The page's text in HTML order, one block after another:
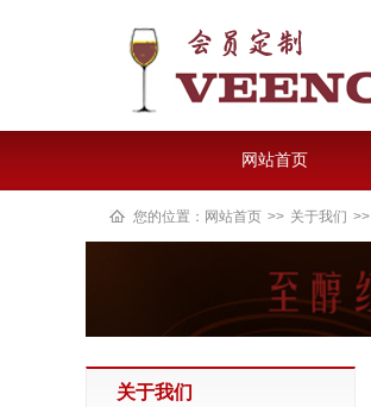
网站首页
您的位置： 网站首页 >> 关于我们 >>
关于我们